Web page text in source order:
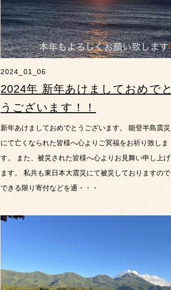
2024_01_06
2024年 新年あけましておめでと
うございます！！
新年あけましておめでとうございます。 能登半島震災
にて亡くなられた皆様へ心よりご冥福をお祈り致しま
す。 また、被災された皆様へ心よりお見舞い申し上げ
ます。 私共も東日本大震災にて被災しておりますので
できる限り寄付などを通・・・